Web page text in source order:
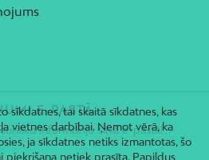
E-PASTĀ
informāciju savā e-pastā!
sīkdatnes, tai skaitā sīkdatnes, kas
vietnes darbībai. Ņemot vērā, ka
ja sīkdatnes netiks izmantotas, šo
piekrišana netiek prasīta. Papildus